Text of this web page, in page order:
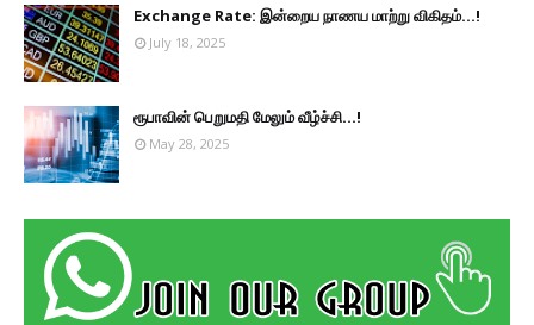
Exchange Rate: இன்றைய நாணய மாற்று விகிதம்...!
July 18, 2025
ரூபாவின் பெறுமதி மேலும் வீழ்ச்சி...!
May 28, 2025